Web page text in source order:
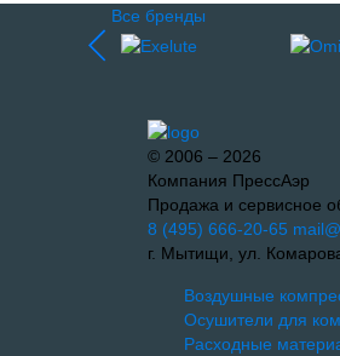
Все бренды
© 2006 – 2026
Компания ПрессАэр
Продажа и сервисное
8 (495) 666-20-65
г. Мытищи, ул.
Воздушные
Осушители для
Расходные